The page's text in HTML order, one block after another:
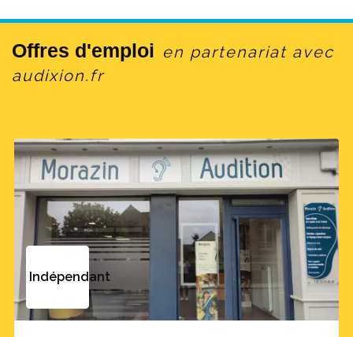
Offres d'emploi en partenariat avec
audixion.fr
Indépendant